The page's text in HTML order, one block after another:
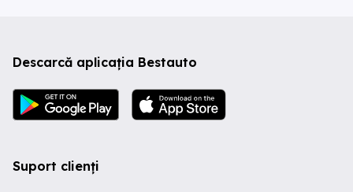
Descarcă aplicația Bestauto
Suport clienți